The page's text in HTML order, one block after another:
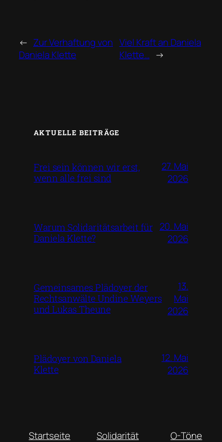
← Zur Verhaftung von
Daniela Klette
Viel Kraft an Daniela
Klette… →
AKTUELLE BEITRÄGE
Frei sein können wir erst,
wenn alle frei sind
27. Mai
2026
Warum Solidaritätsarbeit für
Daniela Klette?
20. Mai
2026
Gemeinsames Plädoyer der
Rechtsanwälte Undine Weyers
und Lukas Theune
13.
Mai
2026
Plädoyer von Daniela
Klette
12. Mai
2026
Startseite
Solidarität
O-Töne